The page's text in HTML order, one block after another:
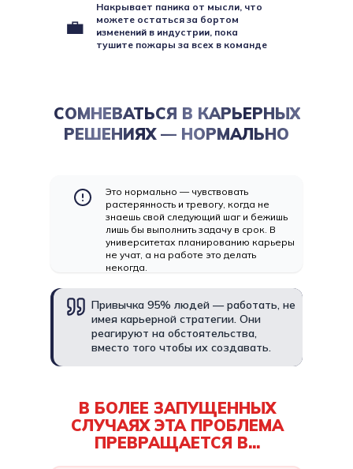
💼
Накрывает паника от мысли, что
можете остаться за бортом
изменений в индустрии, пока
тушите пожары за всех в команде
СОМНЕВАТЬСЯ В КАРЬЕРНЫХ
РЕШЕНИЯХ — НОРМАЛЬНО
Это нормально — чувствовать
растерянность и тревогу, когда не
знаешь свой следующий шаг и бежишь
лишь бы выполнить задачу в срок. В
университетах планированию карьеры
не учат, а на работе это делать
некогда.
Привычка 95% людей — работать, не
имея карьерной стратегии. Они
реагируют на обстоятельства,
вместо того чтобы их создавать.
В БОЛЕЕ ЗАПУЩЕННЫХ
СЛУЧАЯХ ЭТА ПРОБЛЕМА
ПРЕВРАЩАЕТСЯ В...